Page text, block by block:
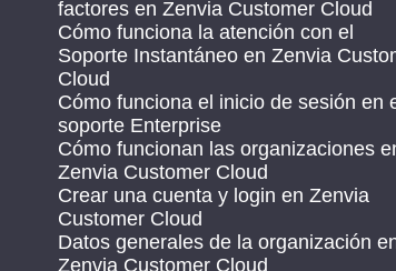
factores en Zenvia Customer Cloud
Cómo funciona la atención con el
Soporte Instantáneo en Zenvia
Cloud
Cómo funciona el inicio de sesión en
soporte Enterprise
Cómo funcionan las organizaciones
Zenvia Customer Cloud
Crear una cuenta y login en Zenvia
Customer Cloud
Datos generales de la organización
Zenvia Customer Cloud